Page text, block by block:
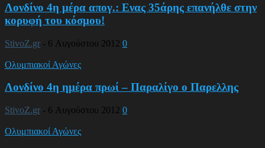
Λονδίνο 4η μέρα απογ.: Ενας 35άρης επανήλθε στην
κορυφή του κόσμου!
StivoZ.gr - 6 Αυγούστου 2012 0
Ολυμπιακοί Αγώνες
Λονδίνο 4η ημέρα πρωί – Παραλίγο ο Παρελλης
StivoZ.gr - 6 Αυγούστου 2012 0
Ολυμπιακοί Αγώνες